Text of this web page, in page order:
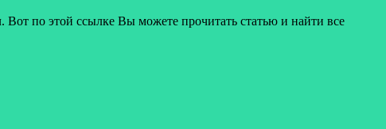
по этой ссылке Вы можете прочитать статью и найти все